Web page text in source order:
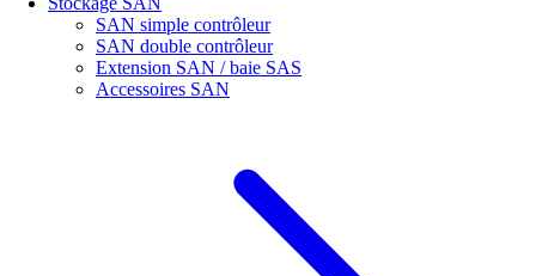
SAN simple contrôleur
SAN double contrôleur
Extension SAN / baie SAS
Accessoires SAN